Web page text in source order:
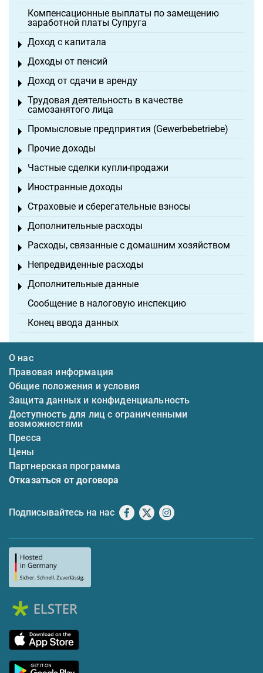
Компенсационные выплаты по замещению
заработной платы Супруга
Доход с капитала
Toggle menu
Доходы от пенсий
Toggle menu
Доход от сдачи в аренду
Toggle menu
Трудовая деятельность в качестве
самозанятого лица
Toggle menu
Промысловые предприятия (Gewerbebetriebe)
Toggle menu
Прочие доходы
Toggle menu
Частные сделки купли-продажи
Toggle menu
Иностранные доходы
Toggle menu
Страховые и сберегательные взносы
Toggle menu
Дополнительные расходы
Toggle menu
Расходы, связанные с домашним хозяйством
Toggle menu
Непредвиденные расходы
Toggle menu
Дополнительные данные
Toggle menu
Сообщение в налоговую инспекцию
Конец ввода данных
О нас
Правовая информация
Общие положения и условия
Защита данных и конфиденциальность
Доступность для лиц с ограниченными
возможностями
Пресса
Цены
Партнерская программа
Отказаться от договора
Подписывайтесь на нас Facebook
X Instagram